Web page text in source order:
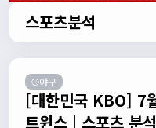
스포츠분석
⚾야구
[대한민국 KBO] 7
트윈스 | 스포츠 분